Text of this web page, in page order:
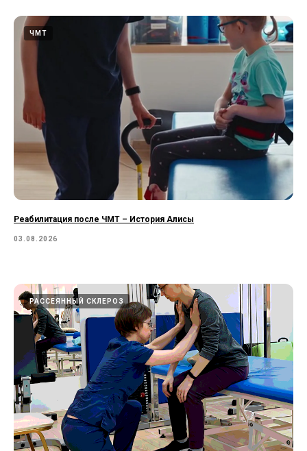
ЧМТ
Реабилитация после ЧМТ – История Алисы
03.08.2026
РАССЕЯННЫЙ СКЛЕРОЗ